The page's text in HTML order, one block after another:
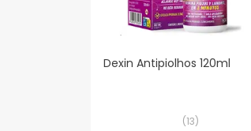
Dexin Antipiolhos 120ml
(13)